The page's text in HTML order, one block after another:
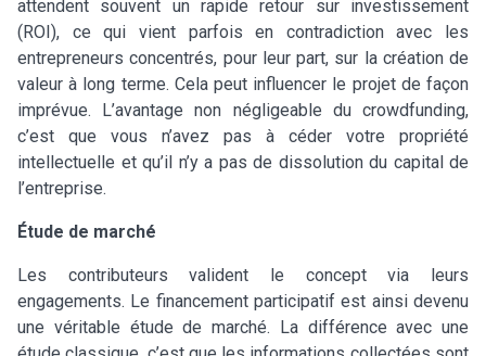
attendent souvent un rapide retour sur investissement
(ROI), ce qui vient parfois en contradiction avec les
entrepreneurs concentrés, pour leur part, sur la création de
valeur à long terme. Cela peut influencer le projet de façon
imprévue. L’avantage non négligeable du crowdfunding,
c’est que vous n’avez pas à céder votre propriété
intellectuelle et qu’il n’y a pas de dissolution du capital de
l’entreprise.
Étude de marché
Les contributeurs valident le concept via leurs
engagements. Le financement participatif est ainsi devenu
une véritable étude de marché. La différence avec une